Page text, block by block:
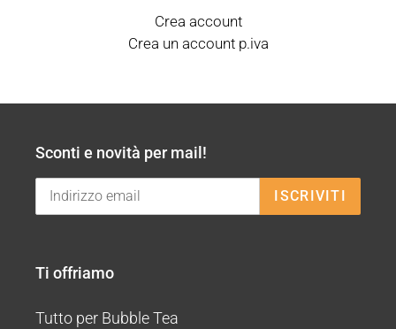
Crea account
Crea un account p.iva
Sconti e novità per mail!
ISCRIVITI
Ti offriamo
Tutto per Bubble Tea